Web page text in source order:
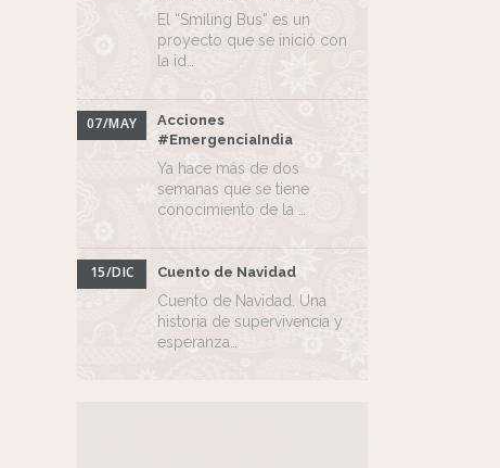
El “Smiling Bus” es un
proyecto que se inició con
la id…
07/MAY
Acciones
#EmergenciaIndia
Ya hace más de dos
semanas que se tiene
conocimiento de la …
15/DIC Cuento de Navidad
Cuento de Navidad. Una
historia de supervivencia y
esperanza…